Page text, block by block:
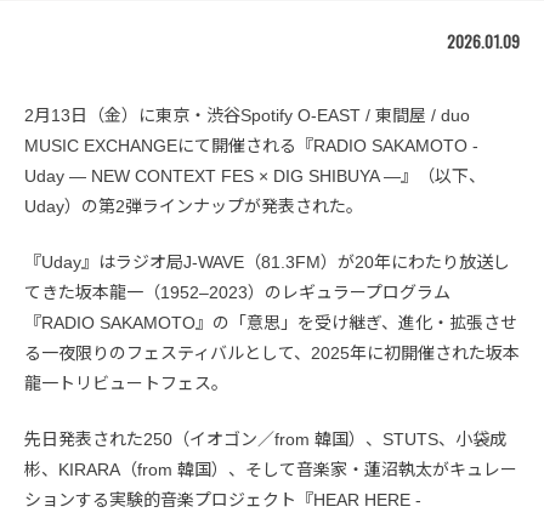
2026.01.09
2月13日（金）に東京・渋谷Spotify O-EAST / 東間屋 / duo
MUSIC EXCHANGEにて開催される『RADIO SAKAMOTO ‑
Uday ― NEW CONTEXT FES × DIG SHIBUYA ―』（以下、
Uday）の第2弾ラインナップが発表された。
『Uday』はラジオ局J-WAVE（81.3FM）が20年にわたり放送し
てきた坂本龍一（1952–2023）のレギュラープログラム
『RADIO SAKAMOTO』の「意思」を受け継ぎ、進化・拡張させ
る一夜限りのフェスティバルとして、2025年に初開催された坂本
龍一トリビュートフェス。
先日発表された250（イオゴン／from 韓国）、STUTS、小袋成
彬、KIRARA（from 韓国）、そして音楽家・蓮沼執太がキュレー
ションする実験的音楽プロジェクト『HEAR HERE -